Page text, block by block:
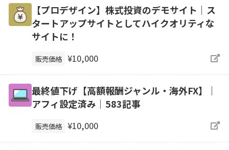
【プロデザイン】株式投資のデモサイト｜ス
タートアップサイトとしてハイクオリティな
サイトに！
販売価格 ¥10,000
最終値下げ【高額報酬ジャンル・海外FX】｜
アフィ設定済み｜583記事
販売価格 ¥10,000